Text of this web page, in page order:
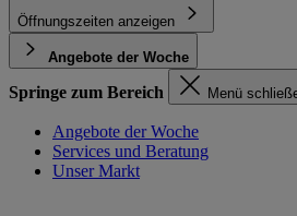
Öffnungszeiten anzeigen
Angebote der Woche
Springe zum Bereich Menü
Angebote der Woche
Services und Beratung
Unser Markt